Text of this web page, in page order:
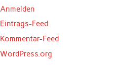
Anmelden
Eintrags-Feed
Kommentar-Feed
WordPress.org